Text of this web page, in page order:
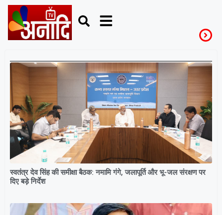
Nation
स्वतंत्र देव सिंह की समीक्षा बैठक: नमामि गंगे, जलापूर्ति और भू-जल संरक्षण पर
दिए बड़े निर्देश